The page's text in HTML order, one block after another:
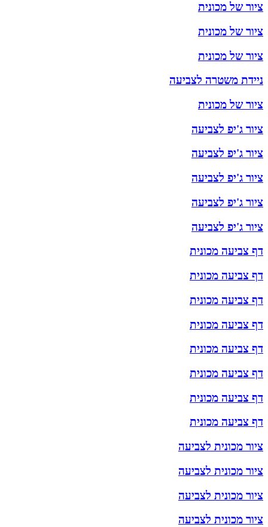
ציור של מכונית
ציור של מכונית
ציור של מכונית
ניידת משטרה לצביעה
ציור של מכונית
ציור ג'יפ לצביעה
ציור ג'יפ לצביעה
ציור ג'יפ לצביעה
ציור ג'יפ לצביעה
ציור ג'יפ לצביעה
דף צביעה מכונית
דף צביעה מכונית
דף צביעה מכונית
דף צביעה מכונית
דף צביעה מכונית
דף צביעה מכונית
דף צביעה מכונית
דף צביעה מכונית
ציור מכונית לצביעה
ציור מכונית לצביעה
ציור מכונית לצביעה
ציור מכונית לצביעה